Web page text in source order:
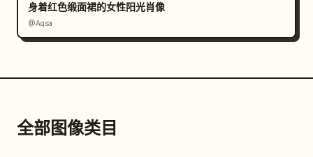
身着红色缎面裙的女性阳光肖像
@Aqsa
全部图像类目